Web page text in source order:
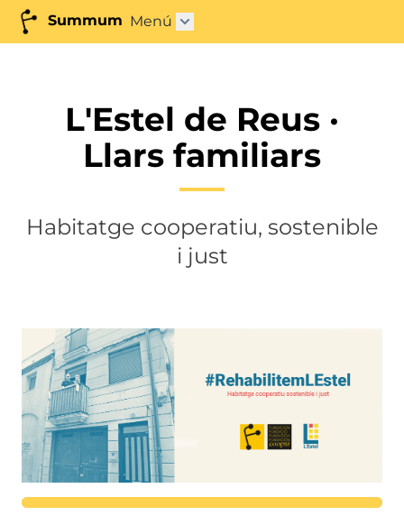
Summum Menú Abrir submenú"
L'Estel de Reus ·
Llars familiars
Habitatge cooperatiu, sostenible
i just
Lortutakoa